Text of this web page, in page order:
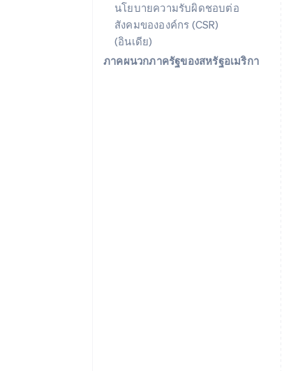
นโยบายความรับผิดชอบต่อ
สังคมขององค์กร (CSR)
(อินเดีย)
ภาคผนวกภาครัฐของสหรัฐอเมริกา